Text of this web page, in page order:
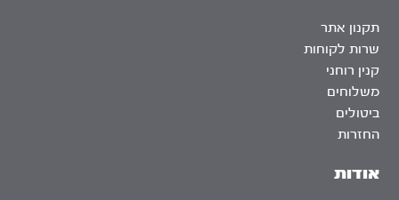
אודות
תקנון אתר
שרות לקוחות
קנין רוחני
משלוחים
ביטולים
החזרות